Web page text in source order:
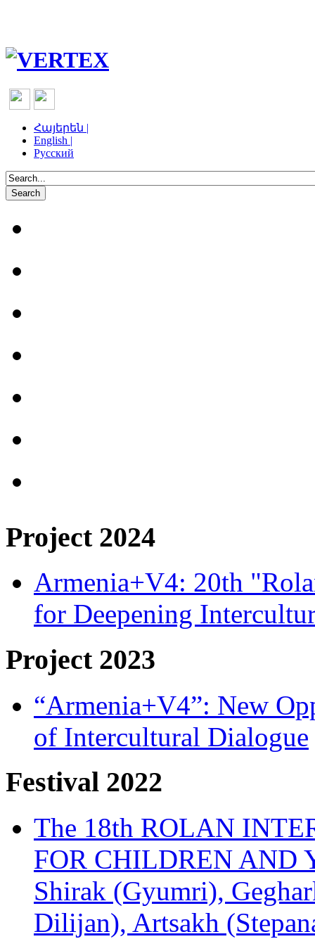
Հայերեն |
English |
Русский
Project 2024
Armenia+V4: 20th
for Deepening
Project 2023
“Armenia+V4”: New
of Intercultural Dialogue
Festival 2022
The 18th ROLAN
FOR CHILDREN AND
Shirak (Gyumri),
Dilijan), Artsakh